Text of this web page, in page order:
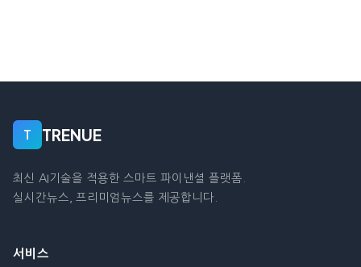
T TRENUE
최신 AI기술을 적용한 스마트 파이낸셜 플랫폼.
실시간뉴스, 프리미엄뉴스를 제공합니다.
서비스